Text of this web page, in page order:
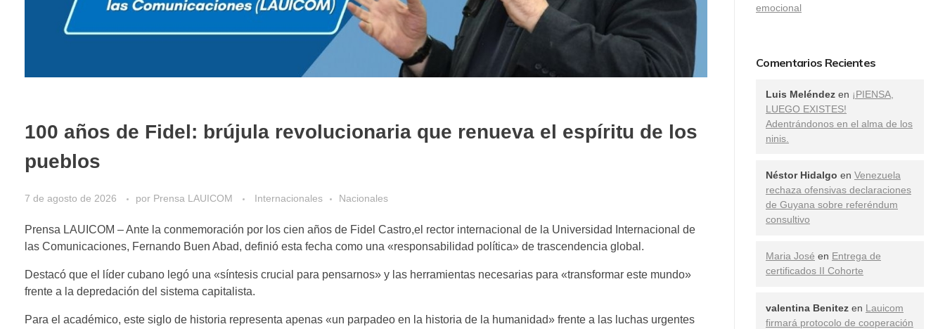
100 años de Fidel: brújula revolucionaria que renueva el espíritu de los
pueblos
7 de agosto de 2026 por Prensa LAUICOM Internacionales Nacionales
Prensa LAUICOM – Ante la conmemoración por los cien años de Fidel Castro,el rector internacional de la Universidad Internacional de
las Comunicaciones, Fernando Buen Abad, definió esta fecha como una «responsabilidad política» de trascendencia global.
Destacó que el líder cubano legó una «síntesis crucial para pensarnos» y las herramientas necesarias para «transformar este mundo»
frente a la depredación del sistema capitalista.
Para el académico, este siglo de historia representa apenas «un parpadeo en la historia de la humanidad» frente a las luchas urgentes
emocional
Comentarios Recientes
Luis Meléndez en ¡PIENSA,
LUEGO EXISTES!
Adentrándonos en el alma de los
ninis.
Néstor Hidalgo en Venezuela
rechaza ofensivas declaraciones
de Guyana sobre referéndum
consultivo
Maria José en Entrega de
certificados II Cohorte
valentina Benitez en Lauicom
firmará protocolo de cooperación